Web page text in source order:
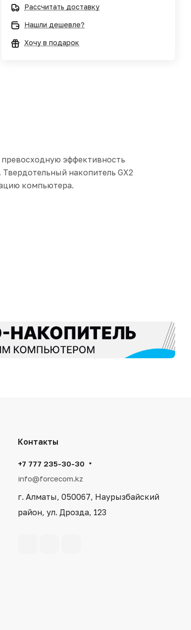
Рассчитать доставку
Нашли дешевле?
Хочу в подарок
эффективность
накопитель GX2
компьютера.
Контакты
+7 777 235-30-30
info@forcecom.kz
г. Алматы, 050067, Наурызбайский
район, ул. Дрозда, 123